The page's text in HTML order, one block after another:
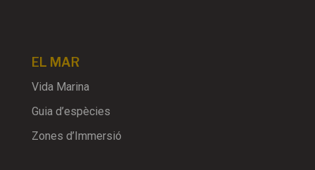
EL MAR
Vida Marina
Guia d’espècies
Zones d’Immersió